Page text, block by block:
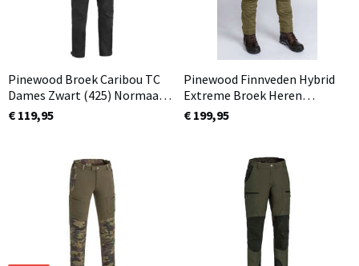
Pinewood Broek Caribou TC
Dames Zwart (425) Normaal
en ook in korte lengtemaat
€ 119,95
Pinewood Finnveden Hybrid
Extreme Broek Heren
Olijfgroen / Jachtgroen (723)
In 3 lengtematen
€ 199,95